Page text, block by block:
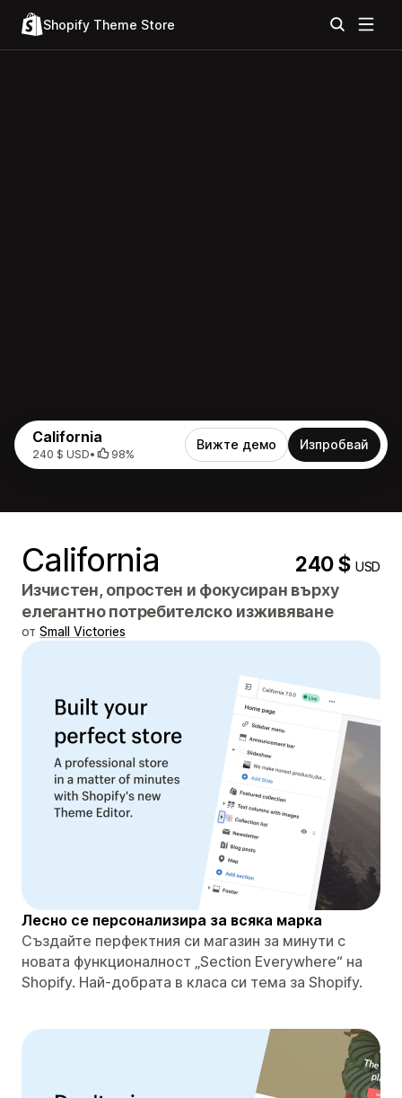
Shopify Theme Store
California
240 $ USD• 98%
Вижте демо Изпробвай
California 240 $USD
Изчистен, опростен и фокусиран върху
елегантно потребителско изживяване
от Small Victories
Лесно се персонализира за всяка марка
Създайте перфектния си магазин за минути с
новата функционалност „Section Everywhere“ на
Shopify. Най-добрата в класа си тема за Shopify.